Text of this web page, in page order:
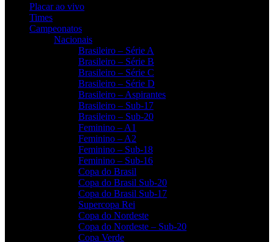
Placar ao vivo
Times
Campeonatos
Nacionais
Brasileiro – Série A
Brasileiro – Série B
Brasileiro – Série C
Brasileiro – Série D
Brasileiro – Aspirantes
Brasileiro – Sub-17
Brasileiro – Sub-20
Feminino – A1
Feminino – A2
Feminino – Sub-18
Feminino – Sub-16
Copa do Brasil
Copa do Brasil Sub-20
Copa do Brasil Sub-17
Supercopa Rei
Copa do Nordeste
Copa do Nordeste – Sub-20
Copa Verde